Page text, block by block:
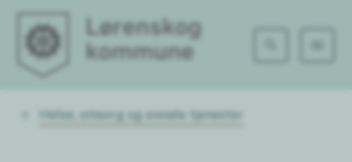
Lørenskog kommune
Du er her:
Helse, omsorg og sosiale tjenester